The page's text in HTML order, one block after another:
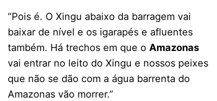
“Pois é. O Xingu abaixo da barragem vai
baixar de nível e os igarapés e afluentes
também. Há trechos em que o Amazonas
vai entrar no leito do Xingu e nossos peixes
que não se dão com a água barrenta do
Amazonas vão morrer.”